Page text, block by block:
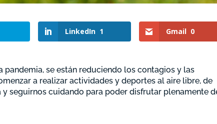
LinkedIn 1 Gmail 0
pandemia, se están reduciendo los contagios y las
a realizar actividades y deportes al aire libre, de
seguirnos cuidando para poder disfrutar plenamente